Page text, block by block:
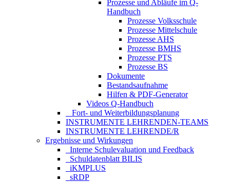
Prozesse und Abläufe im Q-
Handbuch
Prozesse Volksschule
Prozesse Mittelschule
Prozesse AHS
Prozesse BMHS
Prozesse PTS
Prozesse BS
Dokumente
Bestandsaufnahme
Hilfen & PDF-Generator
Videos Q-Handbuch
_ Fort- und Weiterbildungsplanung
INSTRUMENTE LEHRENDEN-TEAMS
INSTRUMENTE LEHRENDE/R
Ergebnisse und Wirkungen
_Interne Schulevaluation und Feedback
_Schuldatenblatt BILIS
_iKMPLUS
_sRDP